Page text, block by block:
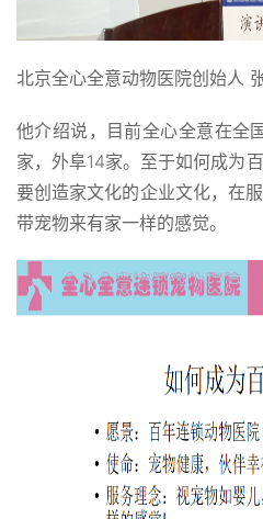
北京全心全意动物医院创始人
他介绍说，目前全心全意在全
家，外阜14家。至于如何成为
要创造家文化的企业文化，在
带宠物来有家一样的感觉。